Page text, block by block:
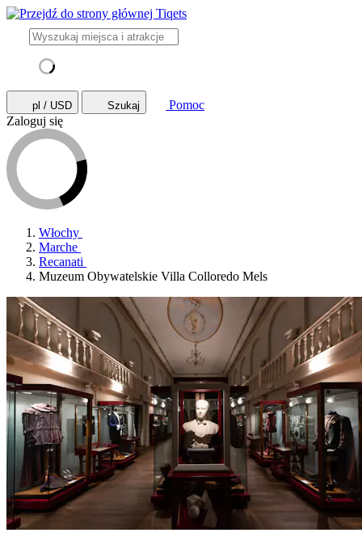
pl / USD Szukaj
Pomoc
Zaloguj się
Włochy
Marche
Recanati
Muzeum Obywatelskie Villa Colloredo Mels